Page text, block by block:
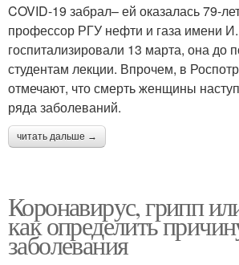
COVID-19 забрал– ей оказалась 79-
профессор РГУ нефти и газа имени
госпитализировали 13 марта, она до
студентам лекции. Впрочем, в
отмечают, что смерть женщины
ряда заболеваний.
читать дальше →
Коронавирус, грипп
как определить
заболевания